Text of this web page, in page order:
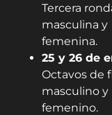
Tercera
masculina y
femenina.
25 y 26 de
Octavos de
masculino y
femenino.